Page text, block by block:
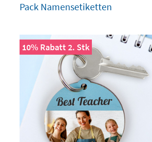
Pack Namensetiketten
10% Rabatt 2. Stk